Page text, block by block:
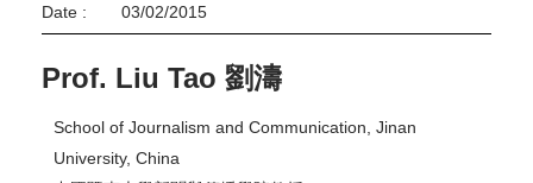
Date : 03/02/2015
Prof. Liu Tao 劉濤
School of Journalism and Communication, Jinan
University, China